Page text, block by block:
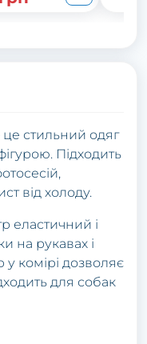
стильний одяг
Підходить
від холоду.
еластичний і
на рукавах і
у комірі дозволяє
для собак